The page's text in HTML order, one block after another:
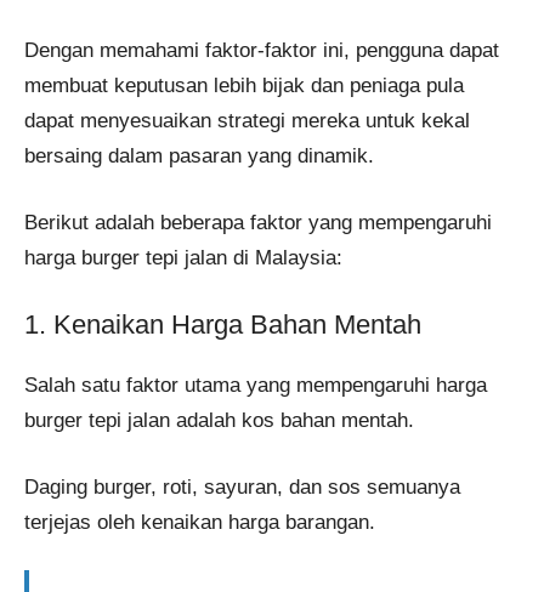
Dengan memahami faktor-faktor ini, pengguna dapat
membuat keputusan lebih bijak dan peniaga pula
dapat menyesuaikan strategi mereka untuk kekal
bersaing dalam pasaran yang dinamik.
Berikut adalah beberapa faktor yang mempengaruhi
harga burger tepi jalan di Malaysia:
1. Kenaikan Harga Bahan Mentah
Salah satu faktor utama yang mempengaruhi harga
burger tepi jalan adalah kos bahan mentah.
Daging burger, roti, sayuran, dan sos semuanya
terjejas oleh kenaikan harga barangan.